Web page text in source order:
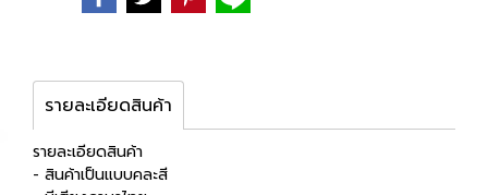
รายละเอียดสินค้า
รายละเอียดสินค้า
- สินค้าเป็นแบบคละสี